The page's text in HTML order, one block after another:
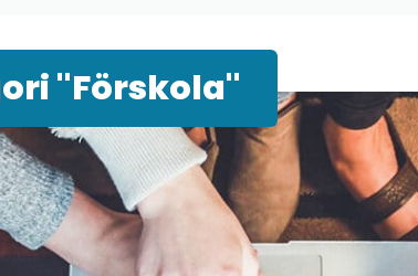
"Förskola"